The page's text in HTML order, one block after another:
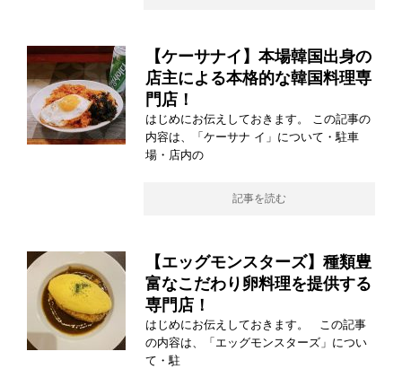
【ケーサナイ】本場韓国出身の
店主による本格的な韓国料理専
門店！
はじめにお伝えしておきます。 この記事の
内容は、「ケーサナ イ」について・駐車
場・店内の
記事を読む
【エッグモンスターズ】種類豊
富なこだわり卵料理を提供する
専門店！
はじめにお伝えしておきます。 この記事
の内容は、「エッグモンスターズ」につい
て・駐